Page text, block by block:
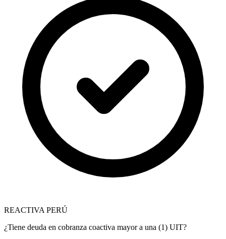
REACTIVA PERÚ
¿Tiene deuda en cobranza coactiva mayor a una (1) UIT?